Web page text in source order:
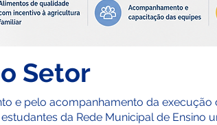
Setor
e pelo acompanhamento da
da Rede Municipal de Ensino